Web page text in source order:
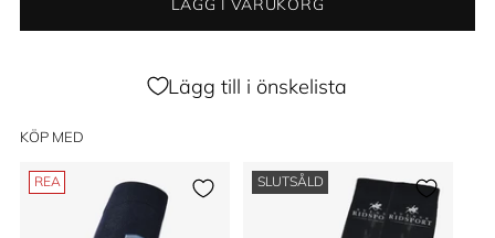
LÄGG I VARUKORG
Lägg till i önskelista
KÖP MED
REA SLUTSÅLD